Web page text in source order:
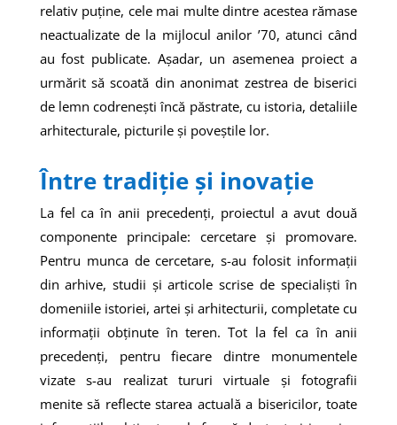
relativ puține, cele mai multe dintre acestea rămase
neactualizate de la mijlocul anilor ’70, atunci când
au fost publicate. Așadar, un asemenea proiect a
urmărit să scoată din anonimat zestrea de biserici
de lemn codrenești încă păstrate, cu istoria, detaliile
arhitecturale, picturile și poveștile lor.
Între tradiție și inovație
La fel ca în anii precedenți, proiectul a avut două
componente principale: cercetare și promovare.
Pentru munca de cercetare, s-au folosit informații
din arhive, studii și articole scrise de specialiști în
domeniile istoriei, artei și arhitecturii, completate cu
informații obținute în teren. Tot la fel ca în anii
precedenți, pentru fiecare dintre monumentele
vizate s-au realizat tururi virtuale și fotografii
menite să reflecte starea actuală a bisericilor, toate